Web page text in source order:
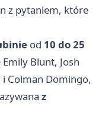
z pytaniem, które
od 10 do 25
Blunt, Josh
i Colman Domingo,
z